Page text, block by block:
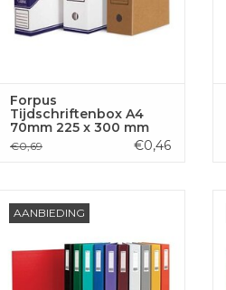
Forpus
Tijdschriftenbox A4
70mm 225 x 300 mm
€0,69 €0,46
AANBIEDING
45mm, karton, rood wijn
TOEVOEGEN AAN
WINKELWAGEN